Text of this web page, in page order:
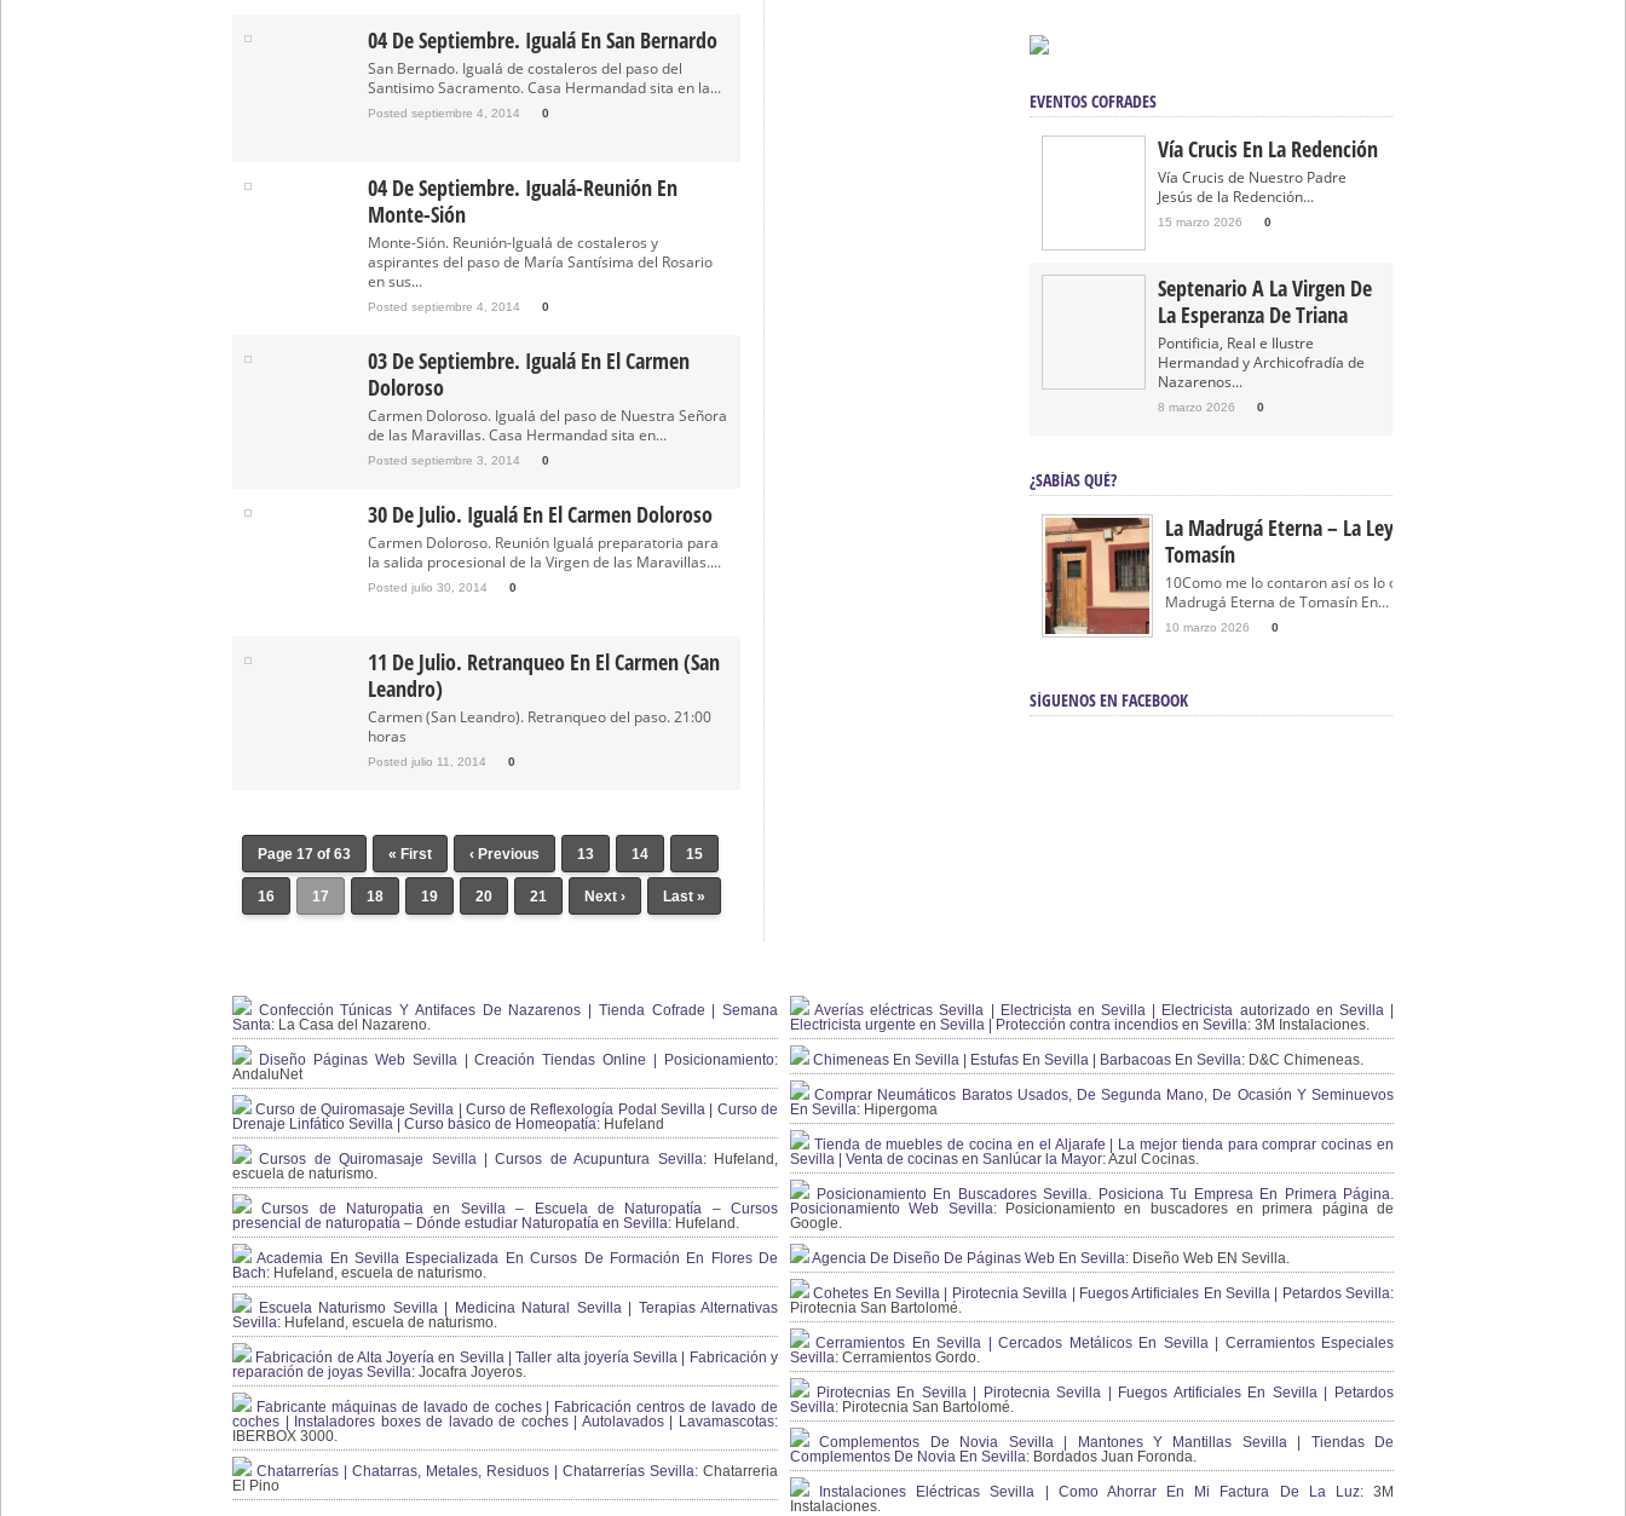
04 De Septiembre. Igualá En San Bernardo
San Bernado. Igualá de costaleros del paso del
Santisimo Sacramento. Casa Hermandad sita en la...
Posted septiembre 4, 2014 0
04 De Septiembre. Igualá-Reunión En
Monte-Sión
Monte-Sión. Reunión-Igualá de costaleros y
aspirantes del paso de María Santísima del Rosario
en sus...
Posted septiembre 4, 2014 0
03 De Septiembre. Igualá En El Carmen
Doloroso
Carmen Doloroso. Igualá del paso de Nuestra Señora
de las Maravillas. Casa Hermandad sita en...
Posted septiembre 3, 2014 0
30 De Julio. Igualá En El Carmen Doloroso
Carmen Doloroso. Reunión Igualá preparatoria para
la salida procesional de la Virgen de las Maravillas....
Posted julio 30, 2014 0
11 De Julio. Retranqueo En El Carmen (San
Leandro)
Carmen (San Leandro). Retranqueo del paso. 21:00
horas
Posted julio 11, 2014 0
Page 17 of 63 « First ‹ Previous 13 14 15
16 17 18 19 20 21 Next › Last »
EVENTOS COFRADES
Vía Crucis En La Redención
Vía Crucis de Nuestro Padre
Jesús de la Redención...
15 marzo 2026 0
Septenario A La Virgen De
La Esperanza De Triana
Pontificia, Real e Ilustre
Hermandad y Archicofradía de
Nazarenos...
8 marzo 2026 0
¿SABÍAS QUÉ?
La Madrugá Eterna – La Leyenda De
Tomasín
10Como me lo contaron así os lo cuento… La
Madrugá Eterna de Tomasín En...
10 marzo 2026 0
SÍGUENOS EN FACEBOOK
Confección Túnicas Y Antifaces De Nazarenos | Tienda Cofrade | Semana
Santa: La Casa del Nazareno.
Diseño Páginas Web Sevilla | Creación Tiendas Online | Posicionamiento:
AndaluNet
Curso de Quiromasaje Sevilla | Curso de Reflexología Podal Sevilla | Curso de
Drenaje Linfático Sevilla | Curso básico de Homeopatía: Hufeland
Cursos de Quiromasaje Sevilla | Cursos de Acupuntura Sevilla:Hufeland,
escuela de naturismo.
Cursos de Naturopatia en Sevilla – Escuela de Naturopatía – Cursos
presencial de naturopatía – Dónde estudiar Naturopatía en Sevilla: Hufeland.
Academia En Sevilla Especializada En Cursos De Formación En Flores De
Bach: Hufeland, escuela de naturismo.
Escuela Naturismo Sevilla | Medicina Natural Sevilla | Terapias Alternativas
Sevilla: Hufeland, escuela de naturismo.
Fabricación de Alta Joyería en Sevilla | Taller alta joyería Sevilla | Fabricación y
reparación de joyas Sevilla: Jocafra Joyeros.
Fabricante máquinas de lavado de coches | Fabricación centros de lavado de
coches | Instaladores boxes de lavado de coches | Autolavados | Lavamascotas:
IBERBOX 3000.
Chatarrerías | Chatarras, Metales, Residuos | Chatarrerías Sevilla: Chatarreria
El Pino
Averías eléctricas Sevilla | Electricista en Sevilla | Electricista autorizado en Sevilla |
Electricista urgente en Sevilla | Protección contra incendios en Sevilla: 3M Instalaciones.
Chimeneas En Sevilla | Estufas En Sevilla | Barbacoas En Sevilla: D&C Chimeneas.
Comprar Neumáticos Baratos Usados, De Segunda Mano, De Ocasión Y Seminuevos
En Sevilla: Hipergoma
Tienda de muebles de cocina en el Aljarafe | La mejor tienda para comprar cocinas en
Sevilla | Venta de cocinas en Sanlúcar la Mayor:Azul Cocinas.
Posicionamiento En Buscadores Sevilla. Posiciona Tu Empresa En Primera Página.
Posicionamiento Web Sevilla:Posicionamiento en buscadores en primera página de
Google.
Agencia De Diseño De Páginas Web En Sevilla: Diseño Web EN Sevilla.
Cohetes En Sevilla | Pirotecnia Sevilla | Fuegos Artificiales En Sevilla | Petardos Sevilla:
Pirotecnia San Bartolomé.
Cerramientos En Sevilla | Cercados Metálicos En Sevilla | Cerramientos Especiales
Sevilla: Cerramientos Gordo.
Pirotecnias En Sevilla | Pirotecnia Sevilla | Fuegos Artificiales En Sevilla | Petardos
Sevilla: Pirotecnia San Bartolomé.
Complementos De Novia Sevilla | Mantones Y Mantillas Sevilla | Tiendas De
Complementos De Novia En Sevilla: Bordados Juan Foronda.
Instalaciones Eléctricas Sevilla | Como Ahorrar En Mi Factura De La Luz:3M
Instalaciones.